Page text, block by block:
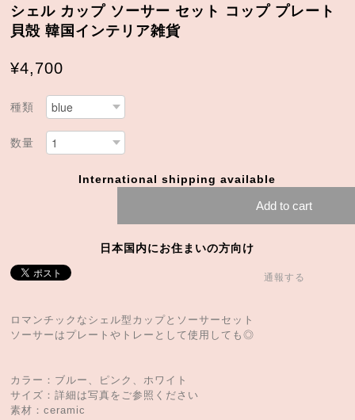
シェル カップ ソーサー セット コップ プレート
貝殻 韓国インテリア雑貨
¥4,700
種類
数量
International shipping available
Add to cart
日本国内にお住まいの方向け
通報する
ロマンチックなシェル型カップとソーサーセット
ソーサーはプレートやトレーとして使用しても◎
カラー：ブルー、ピンク、ホワイト
サイズ：詳細は写真をご参照ください
素材：ceramic